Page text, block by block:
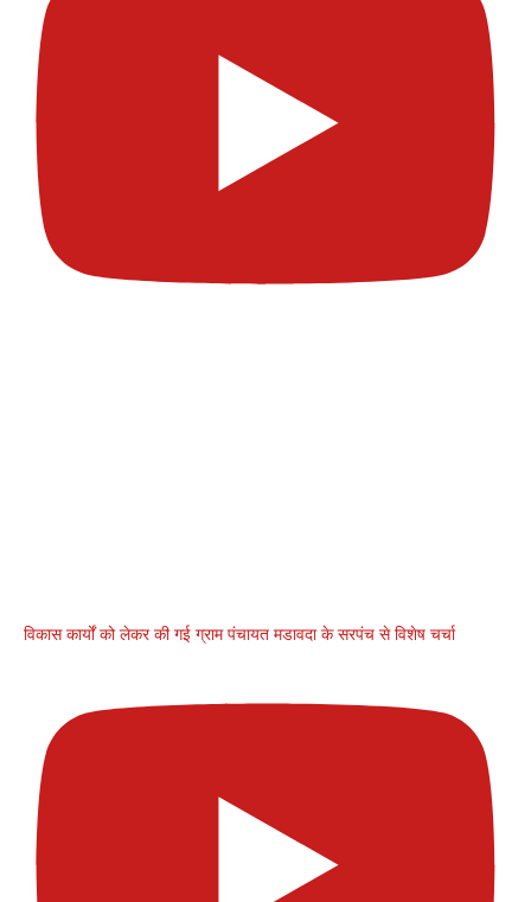
विकास कार्यों को लेकर की गई ग्राम पंचायत मडावदा के सरपंच से विशेष चर्चा